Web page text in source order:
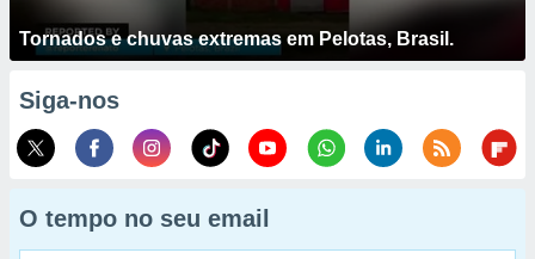
Tornados e chuvas extremas em Pelotas, Brasil.
Siga-nos
O tempo no seu email